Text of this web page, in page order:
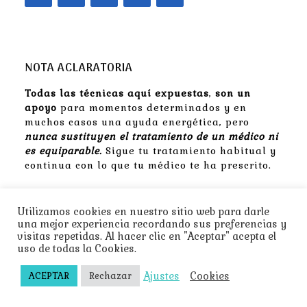
NOTA ACLARATORIA
Todas las técnicas aquí expuestas, son un
apoyo para momentos determinados y en
muchos casos una ayuda energética, pero
nunca sustituyen el tratamiento de un médico ni
es equiparable. Sigue tu tratamiento habitual y
continua con lo que tu médico te ha prescrito.
Aviso Legal
Política de Privacidad
Política de Cookies
Utilizamos cookies en nuestro sitio web para darle
una mejor experiencia recordando sus preferencias y
visitas repetidas. Al hacer clic en "Aceptar" acepta el
uso de todas la Cookies.
ACEPTAR Rechazar Ajustes Cookies